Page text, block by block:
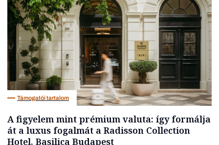
Energia
Támogatói tartalom
A figyelem mint prémium valuta: így formálja
át a luxus fogalmát a Radisson Collection
Hotel, Basilica Budapest